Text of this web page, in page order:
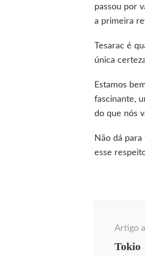
passou por
a primeira
Tesarac é
única
Estamos
fascinante,
do que nós
Não dá
esse
postArtigo
Tokio